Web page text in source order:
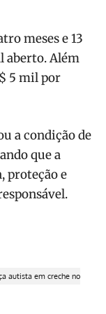
meses e 13
aberto. Além
5 mil por
a condição de
que a
proteção e
autista em creche no